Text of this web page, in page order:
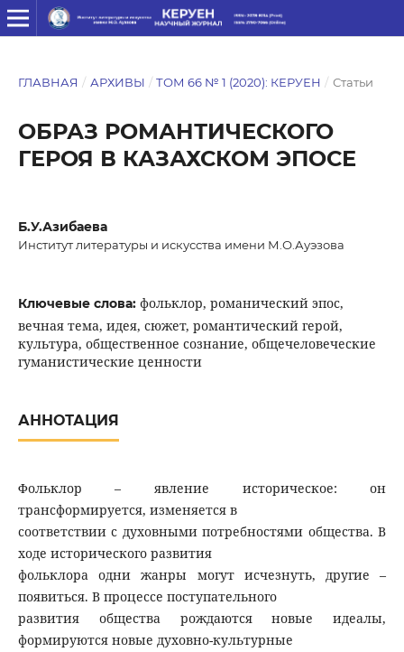
ГЛАВНАЯ / АРХИВЫ / ТОМ 66 № 1 (2020): КЕРУЕН / Статьи
ОБРАЗ РОМАНТИЧЕСКОГО
ГЕРОЯ В КАЗАХСКОМ ЭПОСЕ
Б.У.Азибаева
Институт литературы и искусства имени М.О.Ауэзова
Ключевые слова: фольклор, романический эпос,
вечная тема, идея, сюжет, романтический герой,
культура, общественное сознание, общечеловеческие
гуманистические ценности
АННОТАЦИЯ
Фольклор – явление историческое: он
трансформируется, изменяется в
соответствии с духовными потребностями общества. В
ходе исторического развития
фольклора одни жанры могут исчезнуть, другие –
появиться. В процессе поступательного
развития общества рождаются новые идеалы,
формируются новые духовно-культурные